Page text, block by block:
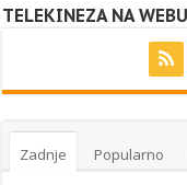
TELEKINEZA NA WEBU
Zadnje Popularno